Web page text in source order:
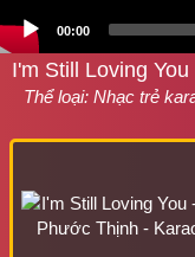
00:00
I'm Still Loving
Thể loại: Nhạc trẻ